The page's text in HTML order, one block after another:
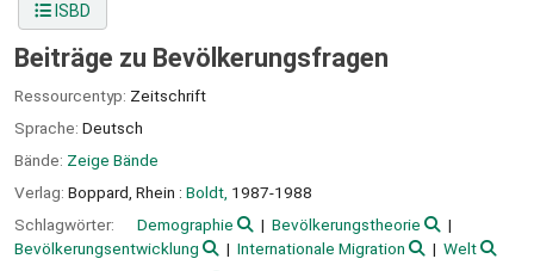
ISBD
Beiträge zu Bevölkerungsfragen
Ressourcentyp: Zeitschrift
Sprache: Deutsch
Bände: Zeige Bände
Verlag: Boppard, Rhein : Boldt, 1987-1988
Schlagwörter:
Demographie
Bevölkerungstheorie
Bevölkerungsentwicklung
Internationale Migration
Welt